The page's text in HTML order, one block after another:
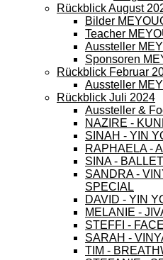
Rückblick August
Bilder
Teacher
Aussteller
Sponsoren
Rückblick Februar
Aussteller
Rückblick Juli 2024
Aussteller &
NAZIRE -
SINAH - YIN
RAPHAELA -
SINA -
SANDRA -
SPECIAL
DAVID - YIN
MELANIE -
STEFFI -
SARAH -
TIM -